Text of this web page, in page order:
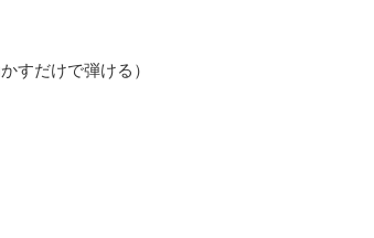
すだけで弾ける）